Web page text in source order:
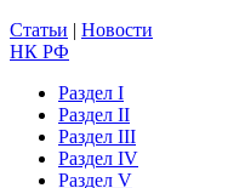
Статьи | Новости
НК РФ
Раздел I
Раздел II
Раздел III
Раздел IV
Раздел V